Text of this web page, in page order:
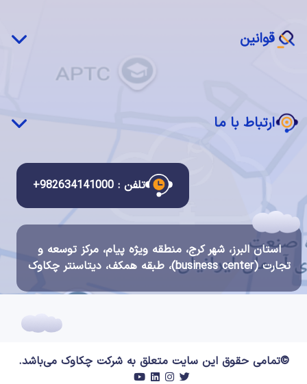
نرم‌افزار ابری (SaaS)
ابر خصوصی چکاوک
قوانین
قوانین و مقررات استفاده از سرویس ها
قانون تجارت الکترونیک
قوانین سیستم مالی و احراز هویت چکاوک
ارتباط با ما
گواهینامه ها و اعتبارات
شرح مشاغل
فرصت های شغلی
تلفن : 982634141000+
استان البرز، شهر کرج، منطقه ویژه پیام، مرکز توسعه و
تجارت (business center)، طبقه همکف، دیتاسنتر چکاوک
©تمامی حقوق این سایت متعلق به شرکتچکاوک می‌باشد.